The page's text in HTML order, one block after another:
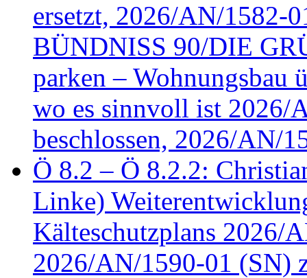
ersetzt, 2026/AN/1582-
BÜNDNISS 90/DIE
parken – Wohnungsbau
wo es sinnvoll ist 2026/
beschlossen, 2026/AN/
Ö 8.2 – Ö 8.2.2:
Linke)
Kälteschutzplans 2026/
2026/AN/1590-01 (SN)